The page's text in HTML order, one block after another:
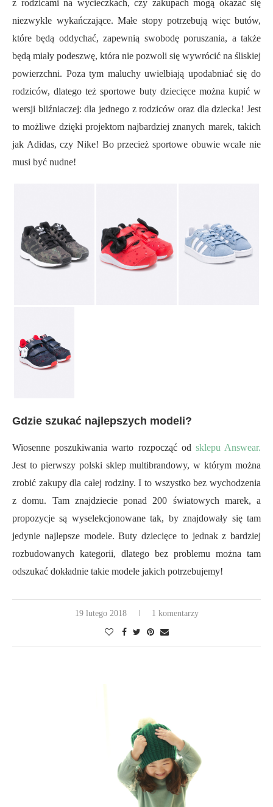
z rodzicami na wycieczkach, czy zakupach mogą okazać się
niezwykle wykańczające. Małe stopy potrzebują więc butów,
które będą oddychać, zapewnią swobodę poruszania, a także
będą miały podeszwę, która nie pozwoli się wywrócić na śliskiej
powierzchni. Poza tym maluchy uwielbiają upodabniać się do
rodziców, dlatego też sportowe buty dziecięce można kupić w
wersji bliźniaczej: dla jednego z rodziców oraz dla dziecka! Jest
to możliwe dzięki projektom najbardziej znanych marek, takich
jak Adidas, czy Nike! Bo przecież sportowe obuwie wcale nie
musi być nudne!
Gdzie szukać najlepszych modeli?
Wiosenne poszukiwania warto rozpocząć od sklepu Answear.
Jest to pierwszy polski sklep multibrandowy, w którym można
zrobić zakupy dla całej rodziny. I to wszystko bez wychodzenia
z domu. Tam znajdziecie ponad 200 światowych marek, a
propozycje są wyselekcjonowane tak, by znajdowały się tam
jedynie najlepsze modele. Buty dziecięce to jednak z bardziej
rozbudowanych kategorii, dlatego bez problemu można tam
odszukać dokładnie takie modele jakich potrzebujemy!
19 lutego 2018 1 komentarzy